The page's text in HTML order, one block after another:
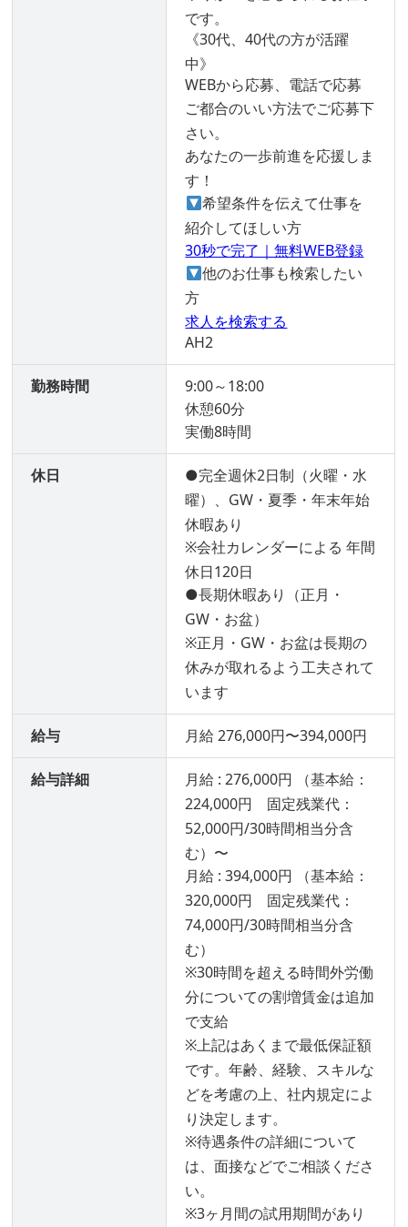
です。
《30代、40代の方が活躍
中》
WEBから応募、電話で応募
ご都合のいい方法でご応募下
さい。
あなたの一歩前進を応援しま
す！
希望条件を伝えて仕事を
紹介してほしい方
30秒で完了｜無料WEB登録
他のお仕事も検索したい
方
求人を検索する
AH2
勤務時間
9:00～18:00
休憩60分
実働8時間
休日
●完全週休2日制（火曜・水
曜）、GW・夏季・年末年始
休暇あり
※会社カレンダーによる 年間
休日120日
●長期休暇あり（正月・
GW・お盆）
※正月・GW・お盆は長期の
休みが取れるよう工夫されて
います
給与 月給 276,000円〜394,000円
給与詳細
月給 : 276,000円 （基本給：
224,000円 固定残業代：
52,000円/30時間相当分含
む）〜
月給 : 394,000円 （基本給：
320,000円 固定残業代：
74,000円/30時間相当分含
む）
※30時間を超える時間外労働
分についての割増賃金は追加
で支給
※上記はあくまで最低保証額
です。年齢、経験、スキルな
どを考慮の上、社内規定によ
り決定します。
※待遇条件の詳細について
は、面接などでご相談くださ
い。
※3ヶ月間の試用期間があり